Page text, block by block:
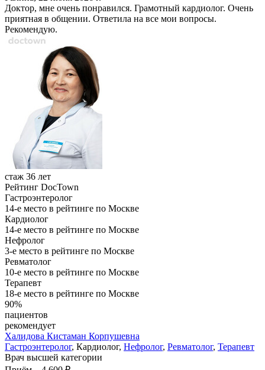
Доктор, мне очень понравился. Грамотный кардиолог. Очень
приятная в общении. Ответила на все мои вопросы.
Рекомендую.
стаж 36 лет
Рейтинг DocTown
Гастроэнтеролог
14-е место в рейтинге по Москве
Кардиолог
14-е место в рейтинге по Москве
Нефролог
3-е место в рейтинге по Москве
Ревматолог
10-е место в рейтинге по Москве
Терапевт
18-е место в рейтинге по Москве
90%
пациентов
рекомендует
Халидова Кистаман Корпушевна
Гастроэнтеролог, Кардиолог, Нефролог, Ревматолог, Терапевт
Врач высшей категории